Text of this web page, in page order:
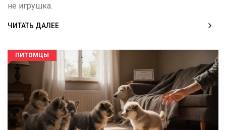
не игрушка.
ЧИТАТЬ ДАЛЕЕ
ПИТОМЦЫ